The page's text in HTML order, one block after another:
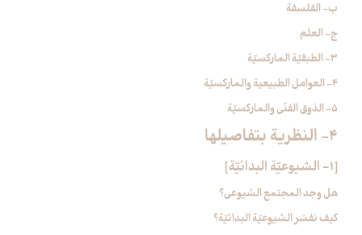
ب- الفلسفة
ج- العلم
3- الطبقيّة الماركسيّة
4- العوامل الطبيعية والماركسيّة
5- الذوق الفنّي والماركسيّة
4- النظرية بتفاصيلها
[1- الشيوعيّة البدائيّة]
هل وجد المجتمع الشيوعي؟
كيف نفسّر الشيوعيّة البدائيّة؟